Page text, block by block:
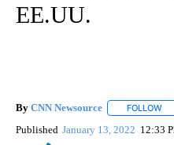
EE.UU.
By CNN Newsource FOLLOW
Published January 13, 2022 12:33